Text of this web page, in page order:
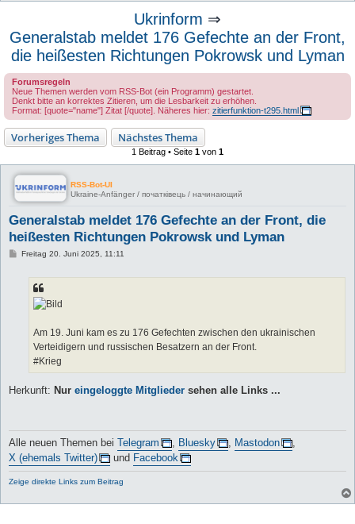
Ukrinform ⇒
Generalstab meldet 176 Gefechte an der Front,
die heißesten Richtungen Pokrowsk und Lyman
Forumsregeln
Neue Themen werden vom RSS-Bot (ein Programm) gestartet.
Denkt bitte an korrektes Zitieren, um die Lesbarkeit zu erhöhen.
Format: [quote="name"] Zitat [/quote]. Näheres hier: zitierfunktion-t295.html
Vorheriges Thema Nächstes Thema
1 Beitrag • Seite 1 von 1
RSS-Bot-UI
Ukraine-Anfänger / початківець / начинающий
Generalstab meldet 176 Gefechte an der Front, die
heißesten Richtungen Pokrowsk und Lyman
BFreitag 20. Juni 2025, 11:11
Am 19. Juni kam es zu 176 Gefechten zwischen den ukrainischen
Verteidigern und russischen Besatzern an der Front.
#Krieg
Herkunft: Nur eingeloggte Mitglieder sehen alle Links ...
Alle neuen Themen bei Telegram Bluesky Mastodon
X (ehemals Twitter)
und Facebook
Zeige direkte Links zum Beitrag